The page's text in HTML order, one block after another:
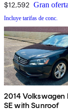
$12,592 Gran oferta
Incluye tarifas de conc.
2014 Volkswagen
SE with Sunroof